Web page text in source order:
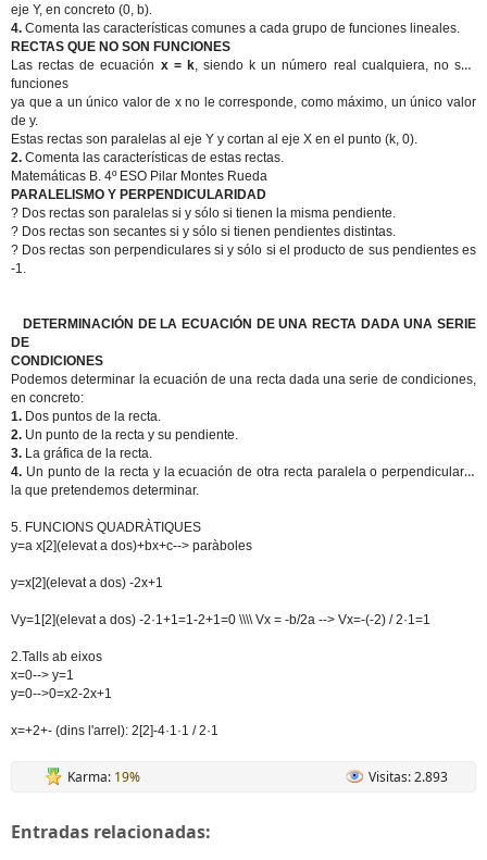
eje Y, en concreto (0, b).
4. Comenta las características comunes a cada grupo de funciones lineales.
RECTAS QUE NO SON FUNCIONES
Las rectas de ecuación x = k, siendo k un número real cualquiera, no son
funciones
ya que a un único valor de x no le corresponde, como máximo, un único valor
de y.
Estas rectas son paralelas al eje Y y cortan al eje X en el punto (k, 0).
2. Comenta las características de estas rectas.
Matemáticas B. 4º ESO Pilar Montes Rueda
PARALELISMO Y PERPENDICULARIDAD
? Dos rectas son paralelas si y sólo si tienen la misma pendiente.
? Dos rectas son secantes si y sólo si tienen pendientes distintas.
? Dos rectas son perpendiculares si y sólo si el producto de sus pendientes es
-1.
DETERMINACIÓN DE LA ECUACIÓN DE UNA RECTA DADA UNA SERIE
DE
CONDICIONES
Podemos determinar la ecuación de una recta dada una serie de condiciones,
en concreto:
1. Dos puntos de la recta.
2. Un punto de la recta y su pendiente.
3. La gráfica de la recta.
4. Un punto de la recta y la ecuación de otra recta paralela o perpendicular a
la que pretendemos determinar.
5. FUNCIONS QUADRÀTIQUES
y=a x[2](elevat a dos)+bx+c--> paràboles
y=x[2](elevat a dos) -2x+1
Vy=1[2](elevat a dos) -2·1+1=1-2+1=0 \\\\ Vx = -b/2a --> Vx=-(-2) / 2·1=1
2.Talls ab eixos
x=0--> y=1
y=0-->0=x2-2x+1
x=+2+- (dins l'arrel): 2[2]-4·1·1 / 2·1
Karma: 19% Visitas: 2.893
Entradas relacionadas: